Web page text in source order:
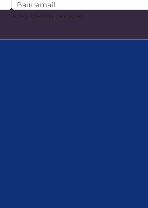
Ваш email
Хочу много скидок!